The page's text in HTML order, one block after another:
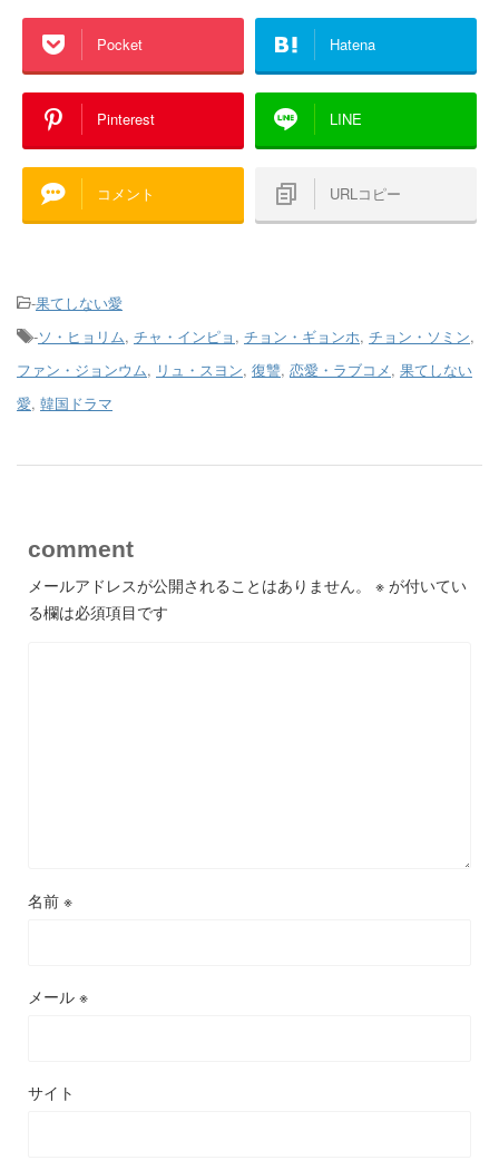
Pocket Hatena
Pinterest LINE
コメント URLコピー
-果てしない愛
-ソ・ヒョリム, チャ・インピョ , チョン・ギョンホ, チョン・ソミン,
ファン・ジョンウム, リュ・スヨン, 復讐, 恋愛・ラブコメ, 果てしない
愛, 韓国ドラマ
comment
メールアドレスが公開されることはありません。 ※ が付いてい
る欄は必須項目です
名前 ※
メール ※
サイト